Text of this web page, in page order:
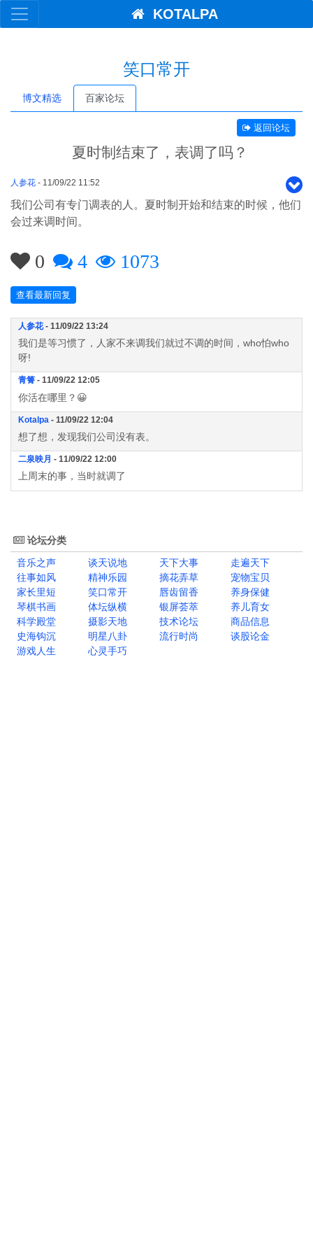
KOTALPA
笑口常开
博文精选 百家论坛
返回论坛
夏时制结束了，表调了吗？
人参花 - 11/09/22 11:52
我们公司有专门调表的人。夏时制开始和结束的时候，他们
会过来调时间。
0 4 1073
查看最新回复
人参花- 11/09/22 13:24
我们是等习惯了，人家不来调我们就过不调的时间，who怕who
呀!
青箐 - 11/09/22 12:05
你活在哪里？😀
Kotalpa - 11/09/22 12:04
想了想，发现我们公司没有表。
二泉映月 - 11/09/22 12:00
上周末的事，当时就调了
论坛分类
音乐之声
谈天说地 天下大事
走遍天下
往事如风
精神乐园 摘花弄草
宠物宝贝
家长里短
笑口常开 唇齿留香
养身保健
琴棋书画
体坛纵横 银屏荟萃
养儿育女
科学殿堂
摄影天地 技术论坛
商品信息
史海钩沉
明星八卦 流行时尚
谈股论金
游戏人生
心灵手巧